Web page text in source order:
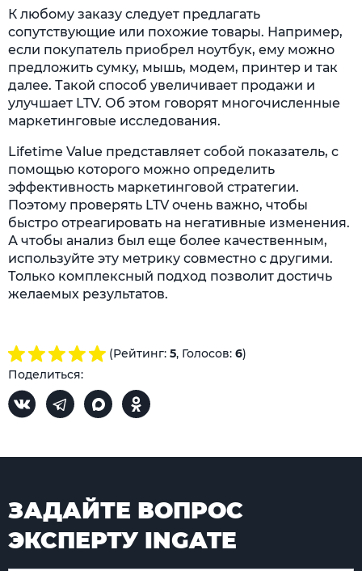
К любому заказу следует предлагать
сопутствующие или похожие товары. Например,
если покупатель приобрел ноутбук, ему можно
предложить сумку, мышь, модем, принтер и так
далее. Такой способ увеличивает продажи и
улучшает LTV. Об этом говорят многочисленные
маркетинговые исследования.
Lifetime Value представляет собой показатель, с
помощью которого можно определить
эффективность маркетинговой стратегии.
Поэтому проверять LTV очень важно, чтобы
быстро отреагировать на негативные изменения.
А чтобы анализ был еще более качественным,
используйте эту метрику совместно с другими.
Только комплексный подход позволит достичь
желаемых результатов.
(Рейтинг: 5, Голосов: 6)
Поделиться:
ЗАДАЙТЕ ВОПРОС
ЭКСПЕРТУ INGATE